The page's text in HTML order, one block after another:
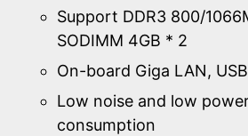
Support DDR3 800/
SODIMM 4GB * 2
On-board Giga LAN,
Low noise and low
consumption